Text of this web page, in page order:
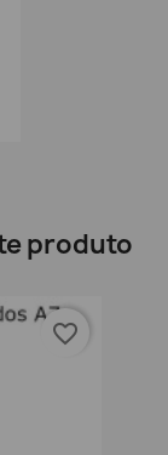
produto
favorite_border